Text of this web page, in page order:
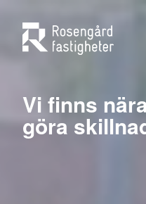
Vi finns
göra